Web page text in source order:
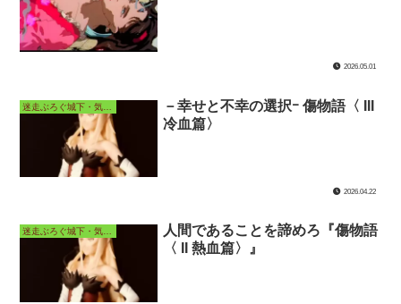
2026.05.01
－幸せと不幸の選択ｰ 傷物語〈 III
冷血篇〉
2026.04.22
迷走ぶろぐ城下・気ままなアニメ長屋
人間であることを諦めろ『傷物語
〈 II 熱血篇〉』